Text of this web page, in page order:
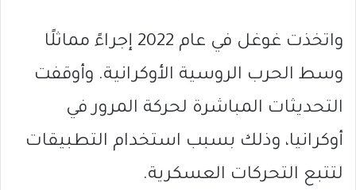
واتخذت غوغل في عام 2022 إجراءً مماثلًا
وسط الحرب الروسية الأوكرانية. وأوقفت
التحديثات المباشرة لحركة المرور في
أوكرانيا، وذلك بسبب استخدام التطبيقات
لتتبع التحركات العسكرية.